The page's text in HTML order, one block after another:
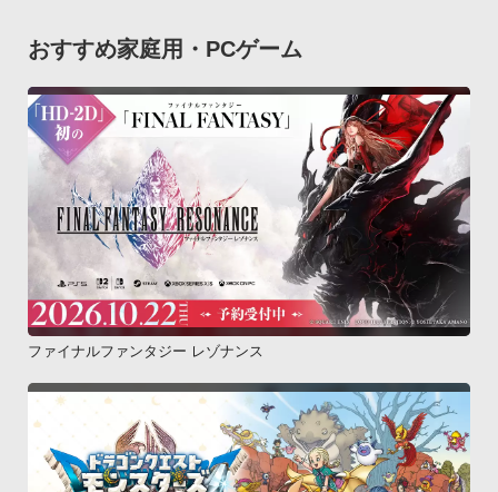
携帯電話等の破損、汚損、喪失等
話内に記録されたデータ等の紛失による損害が生じた場合に
は、当社は一切の責任を負わないものとします第9条 規約の変
更
当アプリの利用規約は、ユーザーに予告なく変更する事があり
ます。第10条 準拠法について
本規約の成立、効力、履行及び解釈に関しては日本法が適用さ
れるものとします。制定2013年12月10日
-------------------------------------------------------------------------------
-----------------------------------------
おすすめ家庭用・PCゲーム
ファイナルファンタジー レゾナンス